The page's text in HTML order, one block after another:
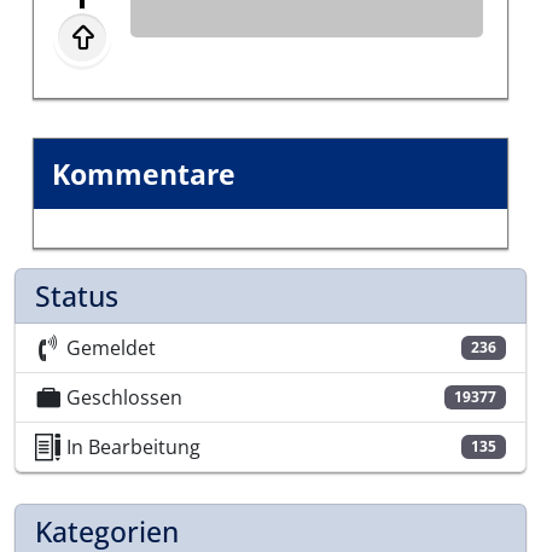
Kommentare
Status
Gemeldet 236
Geschlossen 19377
In Bearbeitung 135
Kategorien